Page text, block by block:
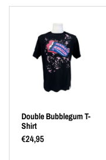
Double Bubblegum T-
Shirt
€24,95